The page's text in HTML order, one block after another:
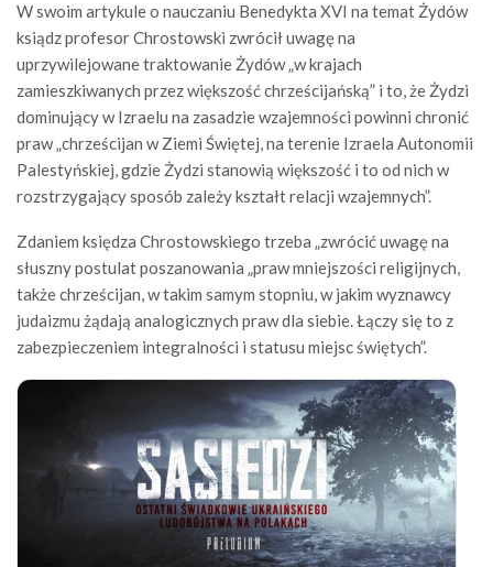
W swoim artykule o nauczaniu Benedykta XVI na temat Żydów
ksiądz profesor Chrostowski zwrócił uwagę na
uprzywilejowane traktowanie Żydów „w krajach
zamieszkiwanych przez większość chrześcijańską” i to, że Żydzi
dominujący w Izraelu na zasadzie wzajemności powinni chronić
praw „chrześcijan w Ziemi Świętej, na terenie Izraela Autonomii
Palestyńskiej, gdzie Żydzi stanowią większość i to od nich w
rozstrzygający sposób zależy kształt relacji wzajemnych”.
Zdaniem księdza Chrostowskiego trzeba „zwrócić uwagę na
słuszny postulat poszanowania „praw mniejszości religijnych,
także chrześcijan, w takim samym stopniu, w jakim wyznawcy
judaizmu żądają analogicznych praw dla siebie. Łączy się to z
zabezpieczeniem integralności i statusu miejsc świętych”.